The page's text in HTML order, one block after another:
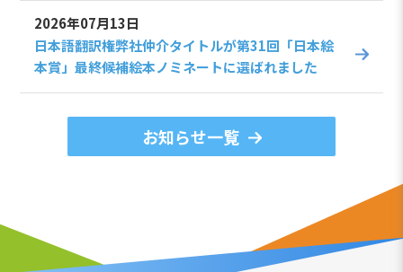
2026年07月13日
日本語翻訳権弊社仲介タイトルが第31回「日本絵
本賞」最終候補絵本ノミネートに選ばれました
お知らせ一覧